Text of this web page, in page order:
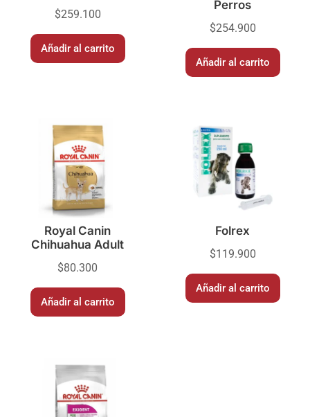
$259.100
Añadir al carrito
Perros
$254.900
Añadir al carrito
Royal Canin
Chihuahua Adult
$80.300
Añadir al carrito
Folrex
$119.900
Añadir al carrito